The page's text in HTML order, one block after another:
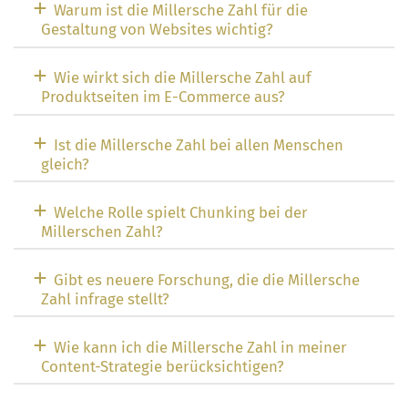
Warum ist die Millersche Zahl für die
Gestaltung von Websites wichtig?
Wie wirkt sich die Millersche Zahl auf
Produktseiten im E-Commerce aus?
Ist die Millersche Zahl bei allen Menschen
gleich?
Welche Rolle spielt Chunking bei der
Millerschen Zahl?
Gibt es neuere Forschung, die die Millersche
Zahl infrage stellt?
Wie kann ich die Millersche Zahl in meiner
Content-Strategie berücksichtigen?